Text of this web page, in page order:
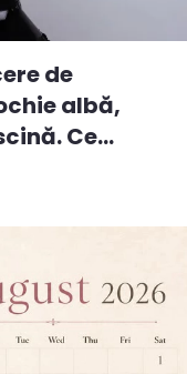
de
albă,
Ce